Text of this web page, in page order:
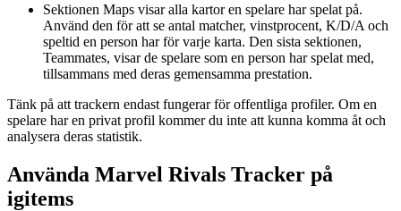
Sektionen Maps visar alla kartor en spelare har spelat på.
Använd den för att se antal matcher, vinstprocent, K/D/A och
speltid en person har för varje karta. Den sista sektionen,
Teammates, visar de spelare som en person har spelat med,
tillsammans med deras gemensamma prestation.
Tänk på att trackern endast fungerar för offentliga profiler. Om en
spelare har en privat profil kommer du inte att kunna komma åt och
analysera deras statistik.
Använda Marvel Rivals Tracker på
igitems